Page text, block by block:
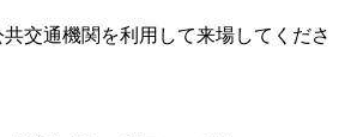
交通機関を利用して来場してくださ